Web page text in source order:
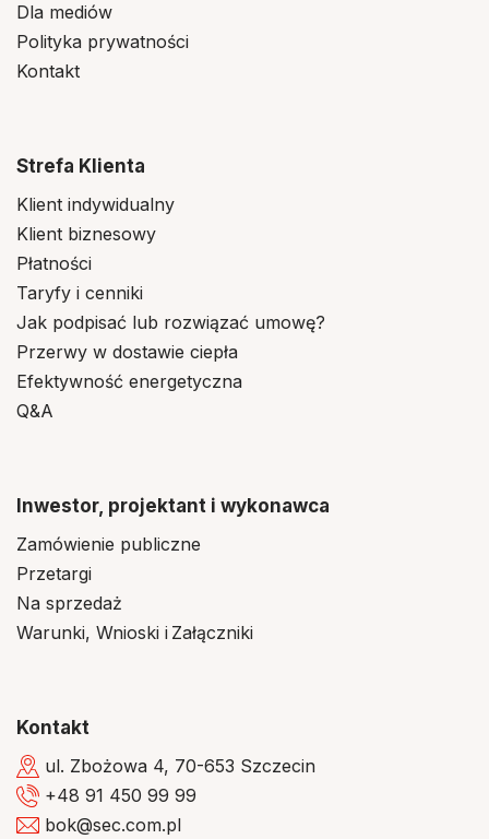
Dla mediów
Polityka prywatności
Kontakt
Strefa Klienta
Klient indywidualny
Klient biznesowy
Płatności
Taryfy i cenniki
Jak podpisać lub rozwiązać umowę?
Przerwy w dostawie ciepła
Efektywność energetyczna
Q&A
Inwestor, projektant i wykonawca
Zamówienie publiczne
Przetargi
Na sprzedaż
Warunki, Wnioski i Załączniki
Kontakt
ul. Zbożowa 4, 70-653 Szczecin
+48 91 450 99 99
bok@sec.com.pl